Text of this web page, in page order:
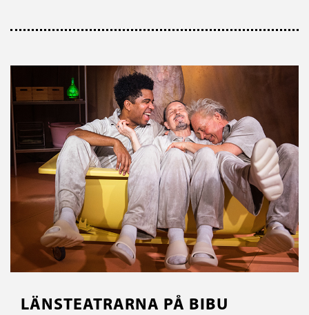
LÄNSTEATRARNA PÅ BIBU